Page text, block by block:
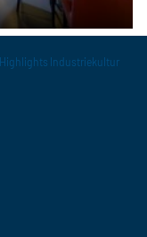
Highlights Industriekultur